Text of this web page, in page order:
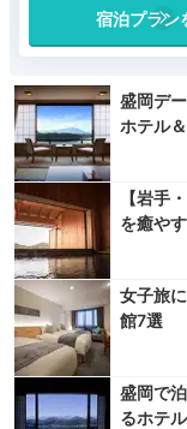
宿泊プラン
盛岡デ
ホテル
【岩手
を癒や
女子旅
館7選
盛岡で
るホテ